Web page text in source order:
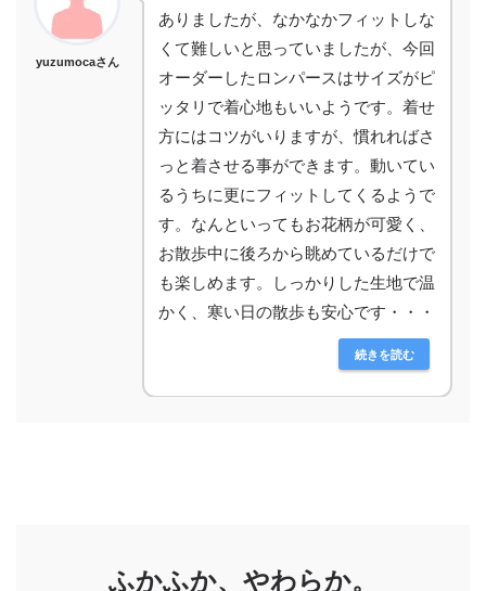
yuzumocaさん
ありましたが、なかなかフィットしな
くて難しいと思っていましたが、今回
オーダーしたロンパースはサイズがピ
ッタリで着心地もいいようです。着せ
方にはコツがいりますが、慣れればさ
っと着させる事ができます。動いてい
るうちに更にフィットしてくるようで
す。なんといってもお花柄が可愛く、
お散歩中に後ろから眺めているだけで
も楽しめます。しっかりした生地で温
かく、寒い日の散歩も安心です・・・
続きを読む
ふかふか、やわらか。